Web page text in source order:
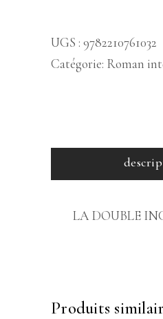
UGS : 9782210761032
Catégorie: Roman
LA DOUBLE
Produits